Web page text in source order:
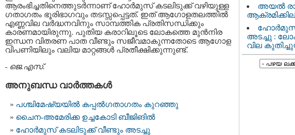
ആരംഭിച്ചതിനെത്തുടർന്നാണ് ഹോർമുസ് കടലിടുക്ക് വഴിയുള്ള
ഗതാഗതം ഭൂരിഭാഗവും തടസ്സപ്പെട്ടത്. ഇത് ആഗോളതലത്തിൽ
എണ്ണവില വർദ്ധനവിനും സാമ്പത്തിക പ്രതിസന്ധിക്കും
കാരണമായിരുന്നു. പുതിയ കരാറിലൂടെ ലോകത്തെ മുൻനിര
ഇന്ധന വിതരണ പാത വീണ്ടും സജീവമാകുന്നതോടെ ആഗോള
വിപണിയിലും വലിയ മാറ്റങ്ങൾ പ്രതീക്ഷിക്കുന്നുണ്ട്.
- ജെ.എസ്.
അനുബന്ധ വാര്‍ത്തകള്‍
പശ്ചിമേഷ്യയിൽ കപ്പൽഗതാഗതം കുറഞ്ഞു
ചൈന-അമേരിക്ക ഉച്ചകോടി ബീജിങിൽ
ഹോര്‍മുസ് കടലിടുക്ക് വീണ്ടും അടച്ചു
അയൽ
ഹോർമുസ്
അടച്ചു :
വില